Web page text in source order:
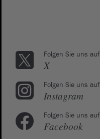
Folgen Sie uns auf
X
Folgen Sie uns auf
Instagram
Folgen Sie uns auf
Facebook